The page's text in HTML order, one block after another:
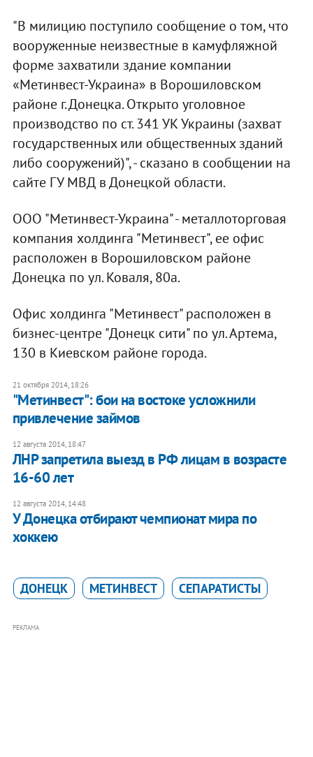
"В милицию поступило сообщение о том, что
вооруженные неизвестные в камуфляжной
форме захватили здание компании
«Метинвест-Украина» в Ворошиловском
районе г. Донецка. Открыто уголовное
производство по ст. 341 УК Украины (захват
государственных или общественных зданий
либо сооружений)", - сказано в сообщении на
сайте ГУ МВД в Донецкой области.
ООО "Метинвест-Украина" - металлоторговая
компания холдинга "Метинвест", ее офис
расположен в Ворошиловском районе
Донецка по ул. Коваля, 80а.
Офис холдинга "Метинвест" расположен в
бизнес-центре "Донецк сити" по ул. Артема,
130 в Киевском районе города.
21 октября 2014, 18:26
"Метинвест": бои на востоке усложнили
привлечение займов
12 августа 2014, 18:47
ЛНР запретила выезд в РФ лицам в возрасте
16-60 лет
12 августа 2014, 14:48
У Донецка отбирают чемпионат мира по
хоккею
ДОНЕЦК МЕТИНВЕСТ СЕПАРАТИСТЫ
РЕКЛАМА